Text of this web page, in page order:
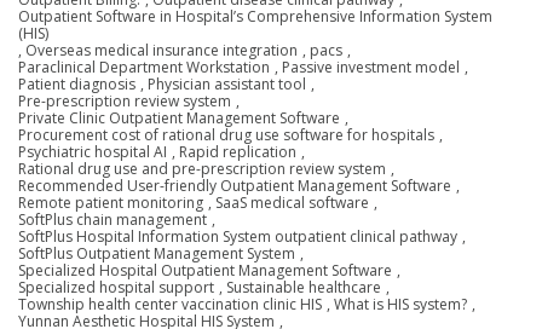
Outpatient Software in Hospital’s Comprehensive Information System
(HIS)
, Overseas medical insurance integration , pacs ,
Paraclinical Department Workstation , Passive investment model ,
Patient diagnosis , Physician assistant tool ,
Pre-prescription review system ,
Private Clinic Outpatient Management Software ,
Procurement cost of rational drug use software for hospitals ,
Psychiatric hospital AI , Rapid replication ,
Rational drug use and pre-prescription review system ,
Recommended User-friendly Outpatient Management Software ,
Remote patient monitoring , SaaS medical software ,
SoftPlus chain management ,
SoftPlus Hospital Information System outpatient clinical pathway ,
SoftPlus Outpatient Management System ,
Specialized Hospital Outpatient Management Software ,
Specialized hospital support , Sustainable healthcare ,
Township health center vaccination clinic HIS , What is HIS system? ,
Yunnan Aesthetic Hospital HIS System ,